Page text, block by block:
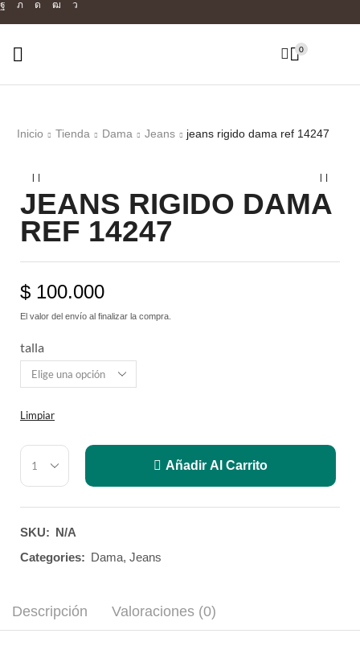
0
Inicio Tienda Dama Jeans jeans rigido dama ref 14247
JEANS RIGIDO DAMA
REF 14247
$ 100.000
El valor del envío al finalizar la compra.
talla
Limpiar
Añadir Al Carrito
SKU: N/A
Categories: Dama, Jeans
Descripción Valoraciones (0)